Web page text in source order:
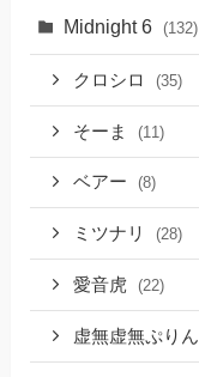
Midnight 6 (132)
クロシロ (35)
そーま (11)
ベアー (8)
ミツナリ (28)
愛音虎 (22)
虚無虚無ぷりん